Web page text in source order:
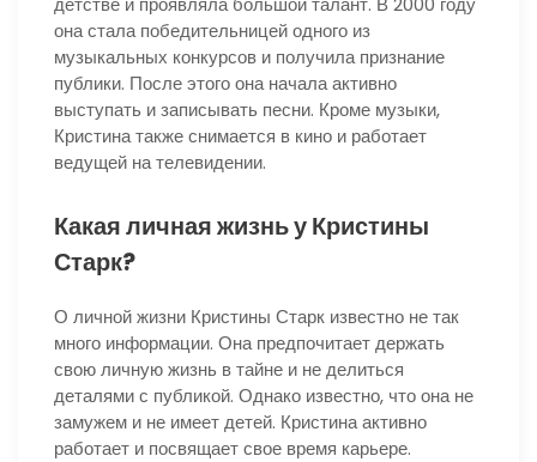
она стала победительницей одного из
музыкальных конкурсов и получила признание
публики. После этого она начала активно
выступать и записывать песни. Кроме музыки,
Кристина также снимается в кино и работает
ведущей на телевидении.
Какая личная жизнь у Кристины
Старк?
О личной жизни Кристины Старк известно не так
много информации. Она предпочитает держать
свою личную жизнь в тайне и не делиться
деталями с публикой. Однако известно, что она не
замужем и не имеет детей. Кристина активно
работает и посвящает свое время карьере.